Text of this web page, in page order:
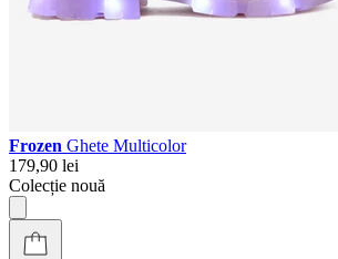
Frozen Ghete Multicolor
179,90 lei
Colecție nouă